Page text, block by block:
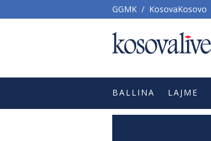
GGMK / KosovaKosovo
BALLINA LAJME